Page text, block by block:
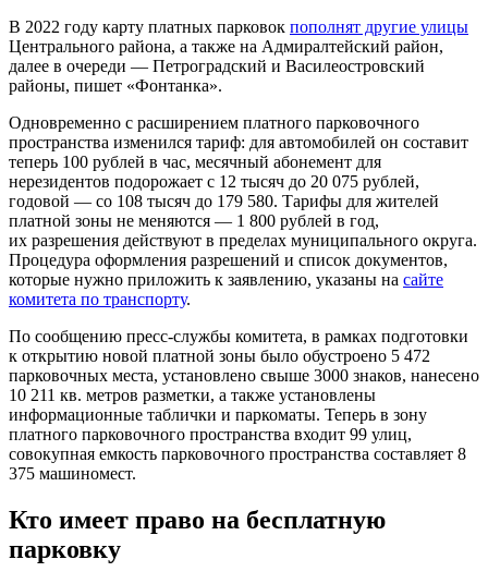
В 2022 году карту платных парковок пополнят другие улицы
Центрального района, а также на Адмиралтейский район,
далее в очереди — Петроградский и Василеостровский
районы, пишет «Фонтанка».
Одновременно с расширением платного парковочного
пространства изменился тариф: для автомобилей он составит
теперь 100 рублей в час, месячный абонемент для
нерезидентов подорожает с 12 тысяч до 20 075 рублей,
годовой — со 108 тысяч до 179 580. Тарифы для жителей
платной зоны не меняются — 1 800 рублей в год,
их разрешения действуют в пределах муниципального округа.
Процедура оформления разрешений и список документов,
которые нужно приложить к заявлению, указаны на сайте
комитета по транспорту.
По сообщению пресс-службы комитета, в рамках подготовки
к открытию новой платной зоны было обустроено 5 472
парковочных места, установлено свыше 3000 знаков, нанесено
10 211 кв. метров разметки, а также установлены
информационные таблички и паркоматы. Теперь в зону
платного парковочного пространства входит 99 улиц,
совокупная емкость парковочного пространства составляет 8
375 машиномест.
Кто имеет право на бесплатную
парковку